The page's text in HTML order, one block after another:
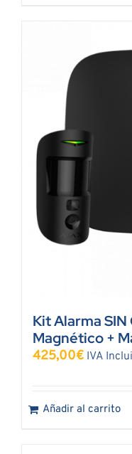
Kit Alarma SIN
Magnético +
425,00€ IVA
Añadir al carrito